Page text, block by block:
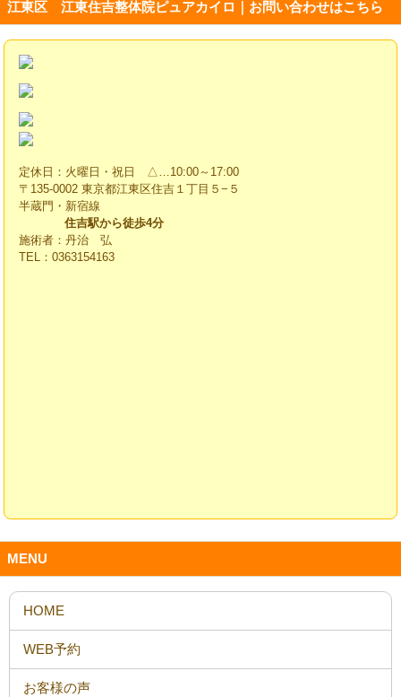
江東区 江東住吉整体院ピュアカイロ｜お問い合わせはこちら
定休日：火曜日・祝日 △…10:00～17:00
〒135-0002 東京都江東区住吉１丁目５−５
半蔵門・新宿線
住吉駅から徒歩4分
施術者：丹治 弘
TEL：0363154163
MENU
HOME
WEB予約
お客様の声